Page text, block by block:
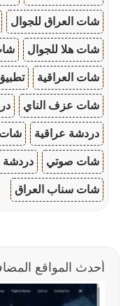
شات العراق للجوال
شات هلا للجوال
شات العراقية
شات عزف الناي
دردشة عراقية شات
شات صوتي دردشة
شات سناب العراق
أحدث المواقع